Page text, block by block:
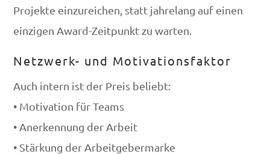
Projekte einzureichen, statt jahrelang auf einen
einzigen Award-Zeitpunkt zu warten.
Netzwerk- und Motivationsfaktor
Auch intern ist der Preis beliebt:
• Motivation für Teams
• Anerkennung der Arbeit
• Stärkung der Arbeitgebermarke